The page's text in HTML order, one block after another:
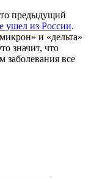
предыдущий
ушел из России.
и «дельта»
значит, что
заболевания все